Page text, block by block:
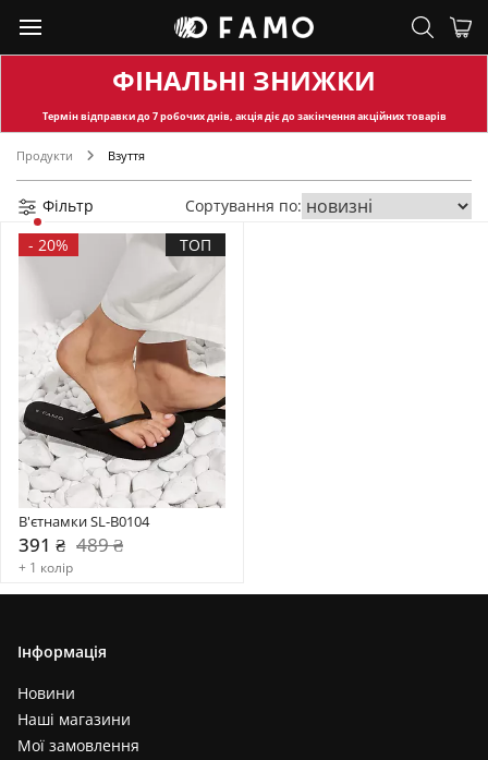
ФІНАЛЬНІ ЗНИЖКИ
Термін відправкидо 7 робочих днів, акція діє до закінчення акційних товарів
Продукти Взуття
Фільтр
Сортування по:
- 20% ТОП
В'єтнамки SL-B0104
391 ₴ 489 ₴
+ 1 колір
Інформація
Новини
Наші магазини
Мої замовлення